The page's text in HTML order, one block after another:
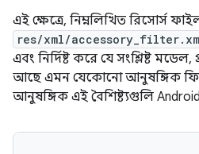
এই ক্ষেত্রে, নিম্নলিখিত রিসোর্স
res/xml/
এবং নির্দিষ্ট করে যে সংশ্লিষ্ট
আছে এমন যেকোনো আনুষঙ্গিক
আনুষঙ্গিক এই বৈশিষ্ট্যগুলি